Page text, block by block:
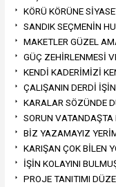
KÖRÜ KÖRÜNE
SANDIK SEÇMENİN
MAKETLER GÜZEL
GÜÇ ZEHİRLENMESİ
KENDİ KADERİMİZİ
ÇALIŞANIN DERDİ
KARALAR SÖZÜNDE
SORUN VATANDAŞTA
BİZ YAZAMAYIZ
KARIŞAN ÇOK BİLEN
İŞİN KOLAYINI
PROJE TANITIMI